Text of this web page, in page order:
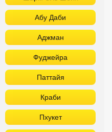
Абу Даби
Аджман
Фуджейра
Паттайя
Краби
Пхукет